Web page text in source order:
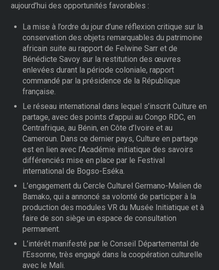
aujourd’hui des opportunités favorables :
La mise à l’ordre du jour d’une réflexion critique sur la
conservation des objets remarquables du patrimoine
africain suite au rapport de Felwine Sarr et de
Bénédicte Savoy sur la restitution des œuvres
enlevées durant la période coloniale, rapport
commandé par la présidence de la République
française.
Le réseau international dans lequel s’inscrit Culture en
partage, avec des points d’appui au Congo RDC, en
Centrafrique, au Bénin, en Côte d’Ivoire et au
Cameroun. Dans ce dernier pays, Culture en partage
est en lien avec l’Académie initiatique des savoirs
différenciés mise en place par le Festival
international de Bogso-Eséka.
L’engagement du Cercle Culturel Germano-Malien de
Bamako, qui a annoncé sa volonté de participer à la
production des modules VR du Musée Initiatique et à
faire de son siège un espace de consultation
permanent.
L’intérêt manifesté par le Conseil Départemental de
l’Essonne, très engagé dans la coopération culturelle
avec le Mali.